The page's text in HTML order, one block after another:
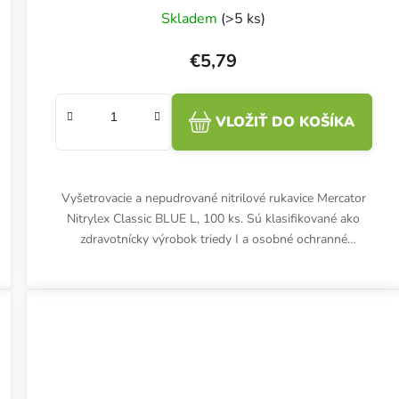
Skladem (>5 ks)
€5,79
VLOŽIŤ DO KOŠÍKA
Vyšetrovacie a nepudrované nitrilové rukavice Mercator
Nitrylex Classic BLUE L, 100 ks. Sú klasifikované ako
zdravotnícky výrobok triedy I a osobné ochranné